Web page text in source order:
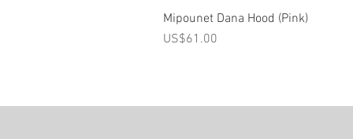
Mipounet Dana Hood (Pink)
가격
US$61.00